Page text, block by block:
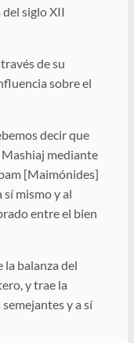
siglo XII
de su
sobre el
decir que
mediante
[Maimónides]
mismo y al
entre el bien
balanza del
y trae la
y a sí